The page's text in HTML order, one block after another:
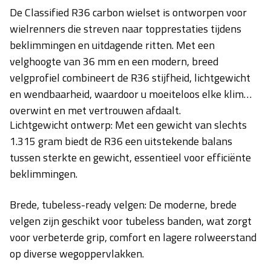
De Classified R36 carbon wielset is ontworpen voor
wielrenners die streven naar topprestaties tijdens
beklimmingen en uitdagende ritten. Met een
velghoogte van 36 mm en een modern, breed
velgprofiel combineert de R36 stijfheid, lichtgewicht
en wendbaarheid, waardoor u moeiteloos elke klim
overwint en met vertrouwen afdaalt.
Lichtgewicht ontwerp:Met een gewicht van slechts
1.315 gram biedt de R36 een uitstekende balans
tussen sterkte en gewicht, essentieel voor efficiënte
beklimmingen.
Brede, tubeless-ready velgen:De moderne, brede
velgen zijn geschikt voor tubeless banden, wat zorgt
voor verbeterde grip, comfort en lagere rolweerstand
op diverse wegoppervlakken.